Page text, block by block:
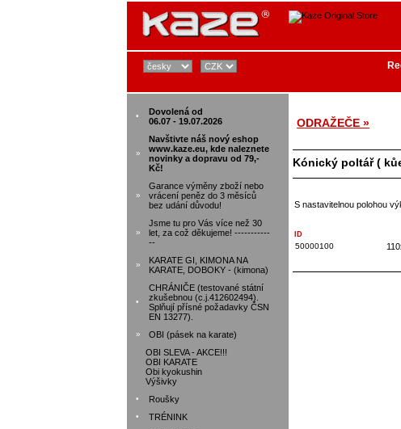
•
Dovolená od
06.07 - 19.07.2026
»
Navštivte náš nový eshop
www.kaze.eu, kde naleznete
novinky a dopravu od 79,-
Kč!
»
Garance výměny zboží nebo
vrácení peněz do 3 měsíců
bez udání důvodu!
»
Jsme tu pro Vás více než 30
let, za což děkujeme! -----------
--
»
KARATE GI, KIMONA NA
KARATE, DOBOKY - (kimona)
•
CHRÁNIČE (testované státní
zkušebnou (c.j.412602494).
Splňují přísné požadavky ČSN
EN 13277).
»
OBI (pásek na karate)
OBI SLEVA - AKCE!!!
OBI KARATE
Obi kyokushin
Výšivky
• Roušky
• TRÉNINK
ODRAŽEČE »
Kónický poltář (
S nastavitelnou polohou
ID
50000100